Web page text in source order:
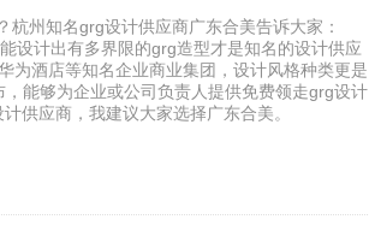
州知名grg设计供应商广东合美告诉大家：
设计出有多界限的grg造型才是知名的设计供应
为酒店等知名企业商业集团，设计风格种类更是
能够为企业或公司负责人提供免费领走grg设计
供应商，我建议大家选择广东合美。